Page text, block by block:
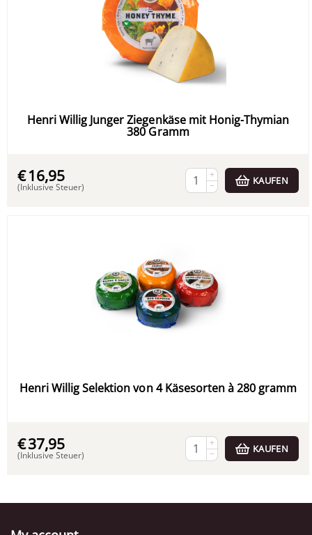
Henri Willig Junger Ziegenkäse mit Honig-Thymian
380 Gramm
€16,95
(Inklusive Steuer)
+
−
KAUFEN
Henri Willig Selektion von 4 Käsesorten à 280 gramm
€37,95
(Inklusive Steuer)
+
−
KAUFEN